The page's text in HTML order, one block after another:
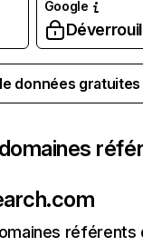
Google
données
référents